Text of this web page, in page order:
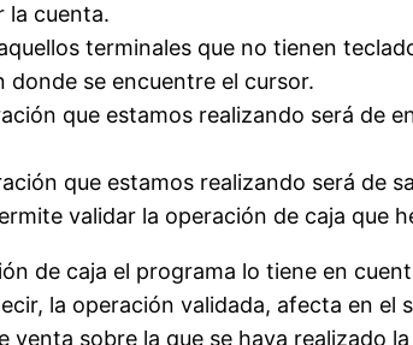
la cuenta.
terminales que no tienen
donde se encuentre el cursor.
que estamos realizando será de
que estamos realizando será de
validar la operación de caja que
de caja el programa lo tiene en
la operación validada, afecta en
venta sobre la que se haya realizado